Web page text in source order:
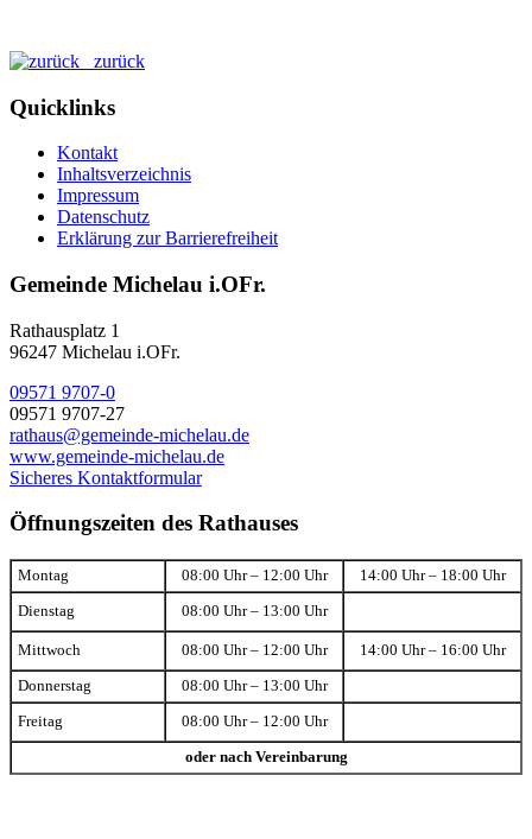
zurück
Quicklinks
Kontakt
Inhaltsverzeichnis
Impressum
Datenschutz
Erklärung zur Barrierefreiheit
Gemeinde Michelau i.OFr.
Rathausplatz 1
96247 Michelau i.OFr.
09571 9707-0
09571 9707-27
rathaus@gemeinde-michelau.de
www.gemeinde-michelau.de
Sicheres Kontaktformular
Öffnungszeiten des Rathauses
Montag 08:00 Uhr – 12:00 Uhr 14:00 Uhr – 18:00 Uhr
Dienstag 08:00 Uhr – 13:00 Uhr
Mittwoch 08:00 Uhr – 12:00 Uhr 14:00 Uhr – 16:00 Uhr
Donnerstag 08:00 Uhr – 13:00 Uhr
Freitag 08:00 Uhr – 12:00 Uhr
oder nach Vereinbarung